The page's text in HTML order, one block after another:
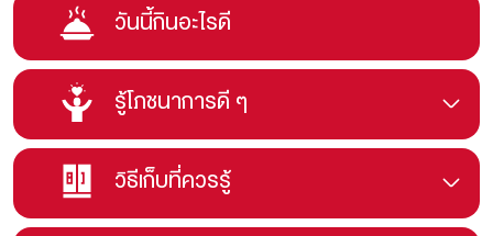
วันนี้กินอะไรดี
รู้โภชนาการดี ๆ
วิธีเก็บที่ควรรู้